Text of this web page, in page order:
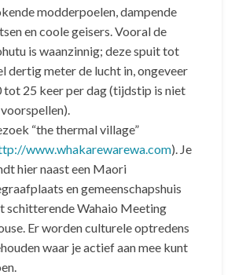
modderpoelen, dampende
en coole geisers. Vooral de
is waanzinnig; deze spuit tot
dertig meter de lucht in, ongeveer
tot 25 keer per dag (tijdstip is niet
“the thermal village”
www.whakarewarewa.com). Je
hier naast een Maori
en gemeenschapshuis
schitterende Wahaio Meeting
Er worden culturele optredens
waar je actief aan mee kunt